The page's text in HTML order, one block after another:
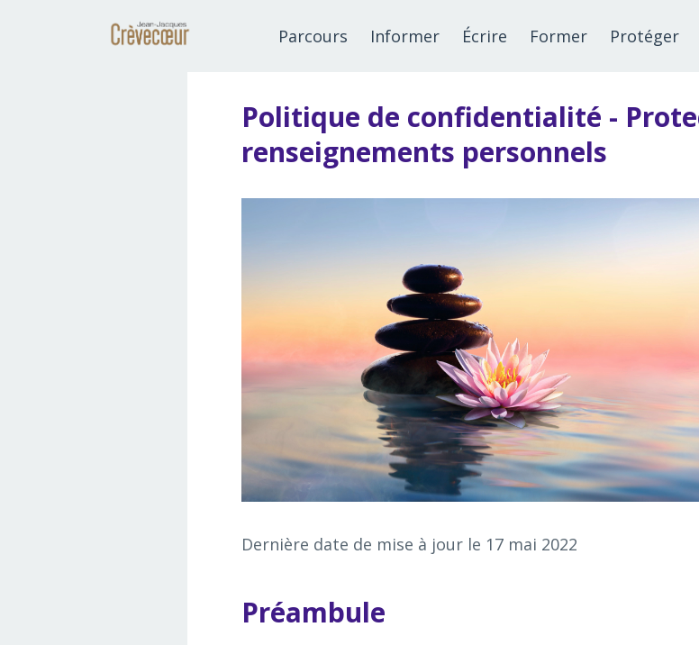
Parcours Informer Écrire Former Protéger
Politique de confidentialité -
renseignements personnels
Dernière date de mise à jour le 17 mai 2022
Préambule